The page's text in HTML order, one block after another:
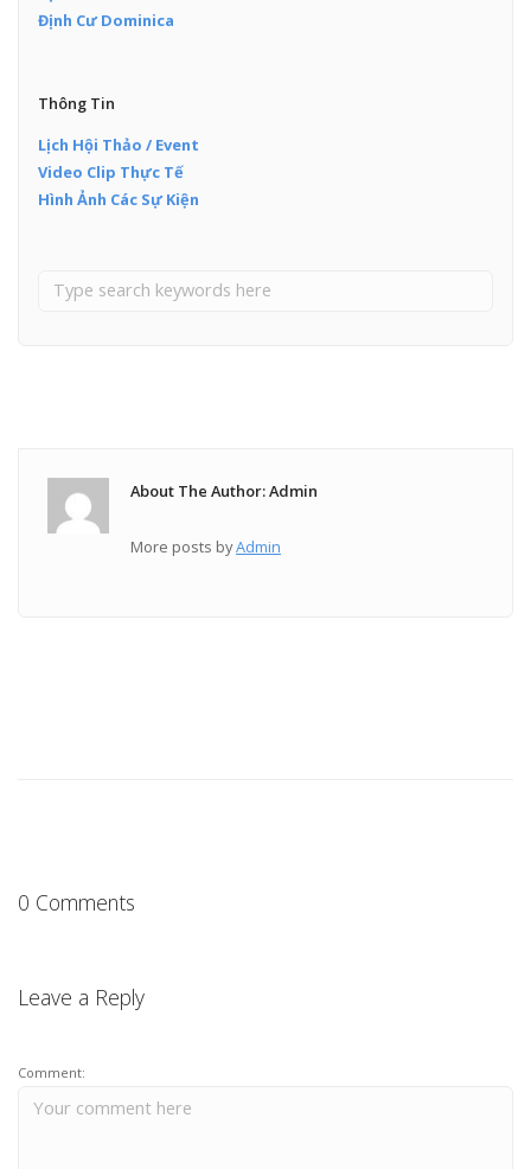
Định Cư Dominica
Thông Tin
Lịch Hội Thảo / Event
Video Clip Thực Tế
Hình Ảnh Các Sự Kiện
About The Author: Admin
More posts byAdmin
0 Comments
Leave a Reply
Comment: